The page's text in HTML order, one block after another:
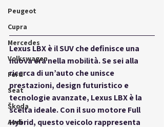
Peugeot
Cupra
Mercedes
Volkswagen
Ford
Seat
Škoda
Audi
Lexus LBX è il SUV che definisce una
nuova era nella mobilità. Se sei alla
ricerca di un’auto che unisce
prestazioni, design futuristico e
tecnologie avanzate, Lexus LBX è la
scelta ideale. Con il suo motore Full
Hybrid, questo veicolo rappresenta